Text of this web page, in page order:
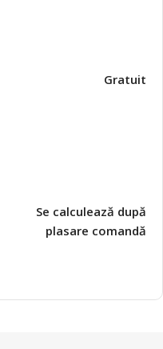
Gratuit
Se calculează după
plasare comandă